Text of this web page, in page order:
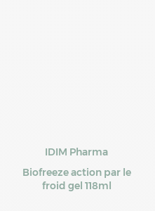
IDIM Pharma
Biofreeze action par le
froid gel 118ml